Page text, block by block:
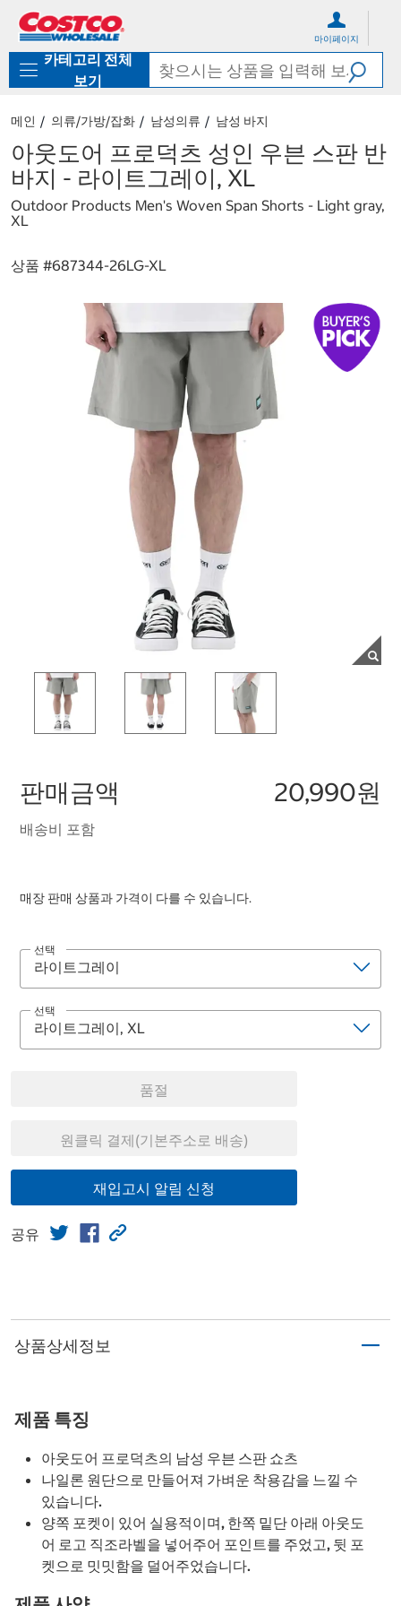
로
기
가
마이페이지
카테고리 전체
보기
메인 의류/가방/잡화 남성의류 남성 바지
아웃도어 프로덕츠 성인 우븐 스판 반
바지 - 라이트그레이, XL
Outdoor Products Men's Woven Span Shorts - Light gray,
XL
상품 #687344-26LG-XL
판매금액 20,990원
배송비 포함
매장 판매 상품과 가격이 다를 수 있습니다.
선택
선택
품절
원클릭 결제(기본주소로 배송)
재입고시 알림 신청
공유
상품상세정보
제품 특징
아웃도어 프로덕츠의 남성 우븐 스판 쇼츠
나일론 원단으로 만들어져 가벼운 착용감을 느낄 수
있습니다.
양쪽 포켓이 있어 실용적이며, 한쪽 밑단 아래 아웃도
어 로고 직조라벨을 넣어주어 포인트를 주었고, 뒷 포
켓으로 밋밋함을 덜어주었습니다.